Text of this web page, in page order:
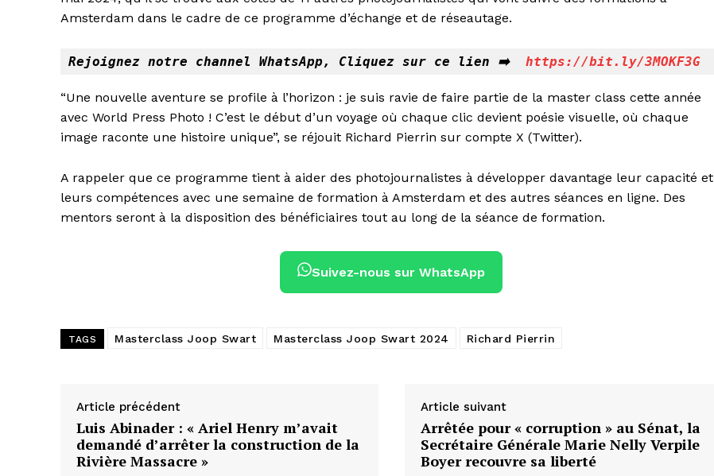
Amsterdam dans le cadre de ce programme d’échange et de réseautage.
Rejoignez notre channel WhatsApp , Cliquez sur ce lien ➡️ https://bit.ly/3MOKF3G
“Une nouvelle aventure se profile à l’horizon : je suis ravie de faire partie de la master class cette année
avec World Press Photo ! C’est le début d’un voyage où chaque clic devient poésie visuelle, où chaque
image raconte une histoire unique”, se réjouit Richard Pierrin sur compte X (Twitter).
A rappeler que ce programme tient à aider des photojournalistes à développer davantage leur capacité et
leurs compétences avec une semaine de formation à Amsterdam et des autres séances en ligne. Des
mentors seront à la disposition des bénéficiaires tout au long de la séance de formation.
Suivez-nous sur WhatsApp
TAGS Masterclass Joop Swart Masterclass Joop Swart 2024 Richard Pierrin
Article précédent
Luis Abinader : « Ariel Henry m’avait
demandé d’arrêter la construction de la
Rivière Massacre »
Article suivant
Arrêtée pour « corruption » au Sénat, la
Secrétaire Générale Marie Nelly Verpile
Boyer recouvre sa liberté